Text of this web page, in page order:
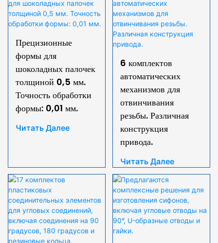
Прецизионные
формы для
шоколадных палочек
толщиной 0,5 мм.
Точность обработки
формы: 0,01 мм.
Читать Далее
6 комплектов
автоматических
механизмов для
отвинчивания
резьбы. Различная
конструкция
привода.
Читать Далее